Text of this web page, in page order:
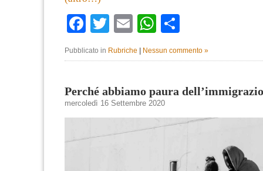
Facebook
TwitterEmailWhatsApp
Pubblicato in Rubriche Nessun commento »
Perché abbiamo paura
mercoledì 16 Settembre 2020